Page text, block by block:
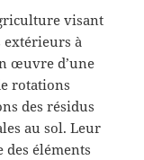
visant
à
œuvre d’une
rotations
des résidus
au sol. Leur
éléments